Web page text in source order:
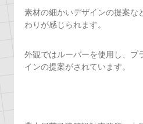
素材の細かいデザインの提案な
わりが感じられます。
外観ではルーバーを使用し、プ
インの提案がされています。